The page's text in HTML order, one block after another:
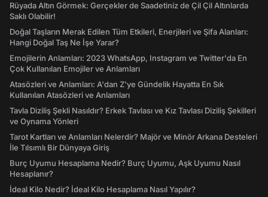
Rüyada Altın Görmek: Gerçekler de Saadetiniz de Çil Çil Altınlarda
Saklı Olabilir!
Doğal Taşların Merak Edilen Tüm Etkileri, Enerjileri ve Şifa Alanları:
Hangi Doğal Taş Ne İşe Yarar?
Emojilerin Anlamları: 2023 WhatsApp, Instagram ve Twitter'da En
Çok Kullanılan Emojiler ve Anlamları
Atasözleri ve Anlamları: A'dan Z'ye Gündelik Hayatta En Sık
Kullanılan Atasözleri ve Anlamları
Tavla Diziliş Şekli Nasıldır? Erkek Tavlası ve Kız Tavlası Diziliş Şekilleri
ve Oynama Yönleri
Tarot Kartları ve Anlamları Nelerdir? Majör ve Minör Arkana Desteleri
İle Tılsımlı Bir Dünyaya Giriş
Burç Uyumu Hesaplama Nedir? Burç Uyumu, Aşk Uyumu Nasıl
Hesaplanır?
İdeal Kilo Nedir? İdeal Kilo Hesaplama Nasıl Yapılır?